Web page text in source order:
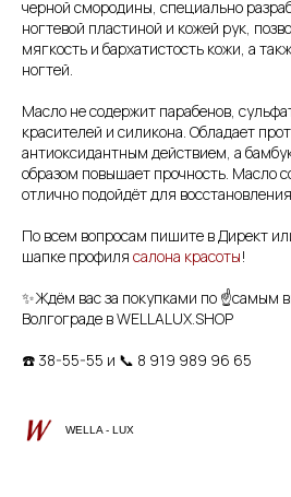
черной смородины, специально
ногтевой пластиной и кожей рук,
мягкость и бархатистость кожи, а
ногтей.
Масло не содержит парабенов,
красителей и силикона. Обладает
антиоксидантным действием, а
образом повышает прочность. Масло
отлично подойдёт для
По всем вопросам пишите в Директ
шапке профиля салона красоты!
✨Ждём вас за покупками по ☝самым
Волгограде в WELLALUX.SHOP
☎️ 38-55-55 и 📞 8 919 989 96 65
WELLA - LUX